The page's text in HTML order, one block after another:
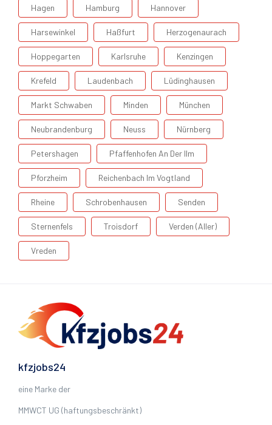
Hagen Hamburg Hannover
Harsewinkel Haßfurt Herzogenaurach
Hoppegarten Karlsruhe Kenzingen
Krefeld Laudenbach Lüdinghausen
Markt Schwaben Minden München
Neubrandenburg Neuss Nürnberg
Petershagen Pfaffenhofen An Der Ilm
Pforzheim Reichenbach Im Vogtland
Rheine Schrobenhausen Senden
Sternenfels Troisdorf Verden (Aller)
Vreden
kfzjobs24
eine Marke der
MMWCT UG (haftungsbeschränkt)